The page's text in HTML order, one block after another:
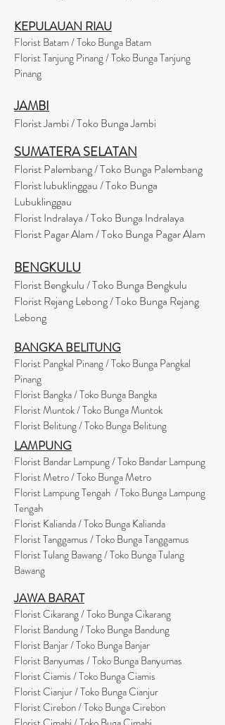
KEPULAUAN RIAU
Florist Batam / Toko Bunga Batam
Florist Tanjung Pinang / Toko Bunga Tanjung
Pinang
JAMBI
Florist Jambi / Toko Bunga Jambi
SUMATERA SELATAN
Florist Palembang / Toko Bunga Palembang
Florist lubuklinggau / Toko Bunga
Lubuklinggau
Florist Indralaya / Toko Bunga Indralaya
Florist Pagar Alam / Toko Bunga Pagar Alam
BENGKULU
Florist Bengkulu / Toko Bunga Bengkulu
Florist Rejang Lebong / Toko Bunga Rejang
Lebong
BANGKA BELITUNG
Florist Pangkal Pinang / Toko Bunga Pangkal
Pinang
Florist Bangka / Toko Bunga Bangka
Florist Muntok / Toko Bunga Muntok
Florist Belitung / Toko Bunga Belitung
LAMPUNG
Florist Bandar Lampung / Toko Bandar Lampung
Florist Metro / Toko Bunga Metro
Florist Lampung Tengah / Toko Bunga Lampung
Tengah
Florist Kalianda / Toko Bunga Kalianda
Florist Tanggamus / Toko Bunga Tanggamus
Florist Tulang Bawang / Toko Bunga Tulang
Bawang
JAWA BARAT
Florist Cikarang/ Toko Bunga Cikarang
Florist Bandung / Toko Bunga Bandung
Florist Banjar / Toko Bunga Banjar
Florist Banyumas / Toko Bunga Banyumas
Florist Ciamis / Toko Bunga Ciamis
Florist Cianjur / Toko Bunga Cianjur
Florist Cirebon / Toko Bunga Cirebon